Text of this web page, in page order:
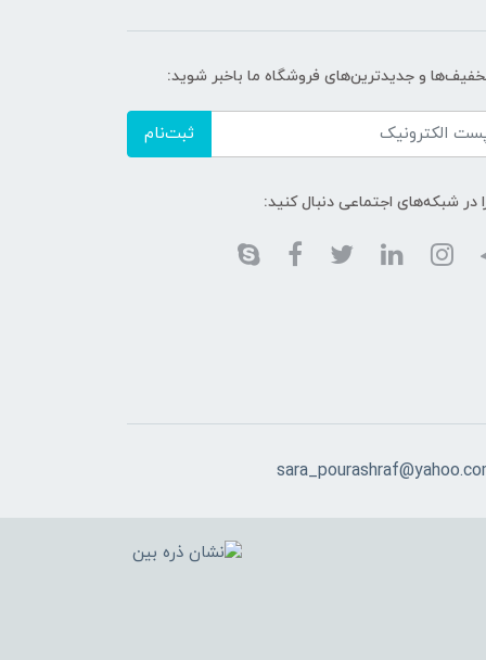
و جدیدترین‌های فروشگاه ما باخبر شوید:
ثبت‌نام
در شبکه‌های اجتماعی دنبال کنید: